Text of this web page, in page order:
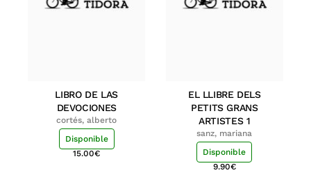
LIBRO DE LAS
DEVOCIONES
cortés, alberto
Disponible
15.00€
EL LLIBRE DELS
PETITS GRANS
ARTISTES 1
sanz, mariana
Disponible
9.90€